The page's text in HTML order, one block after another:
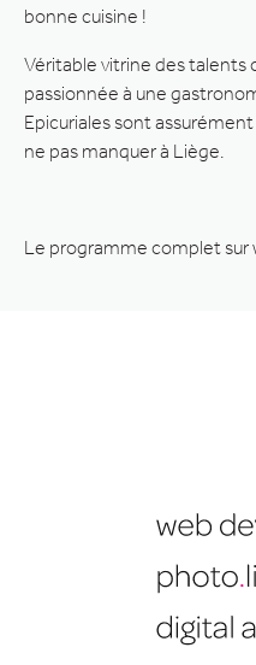
bonne cuisine !
Véritable vitrine des talents
passionnée à une
Epicuriales sont
ne pas manquer à Liège.
Le programme complet sur